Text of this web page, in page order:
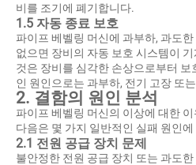
비를 조기에 폐기합니다.
1.5 자동 종료 보호
파이프 베벨링 머신에 과부하, 과도
없으면 장비의 자동 보호 시스템이
것은 장비를 심각한 손상으로부터
인 원인으로는 과부하, 전기 고장 또
2. 결함의 원인 분석
파이프 베벨링 머신의 이상에 대한
다음은 몇 가지 일반적인 실패 원인
2.1 전원 공급 장치 문제
불안정한 전원 공급 장치 또는 과도